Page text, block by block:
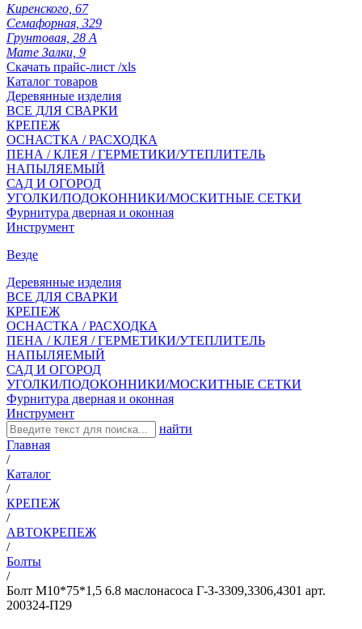
Киренского, 67
Семафорная, 329
Грунтовая, 28 А
Мате Залки, 9
Скачать прайс-лист /xls
Каталог товаров
Деревянные изделия
ВСЕ ДЛЯ СВАРКИ
КРЕПЕЖ
ОСНАСТКА / РАСХОДКА
ПЕНА / КЛЕЯ / ГЕРМЕТИКИ/УТЕПЛИТЕЛЬ
НАПЫЛЯЕМЫЙ
САД И ОГОРОД
УГОЛКИ/ПОДОКОННИКИ/МОСКИТНЫЕ СЕТКИ
Фурнитура дверная и оконная
Инструмент
Везде
Деревянные изделия
ВСЕ ДЛЯ СВАРКИ
КРЕПЕЖ
ОСНАСТКА / РАСХОДКА
ПЕНА / КЛЕЯ / ГЕРМЕТИКИ/УТЕПЛИТЕЛЬ
НАПЫЛЯЕМЫЙ
САД И ОГОРОД
УГОЛКИ/ПОДОКОННИКИ/МОСКИТНЫЕ СЕТКИ
Фурнитура дверная и оконная
Инструмент
найти
Главная
/
Каталог
/
КРЕПЕЖ
/
АВТОКРЕПЕЖ
/
Болты
/
Болт М10*75*1,5 6.8 маслонасоса Г-З-3309,3306,4301 арт.
200324-П29